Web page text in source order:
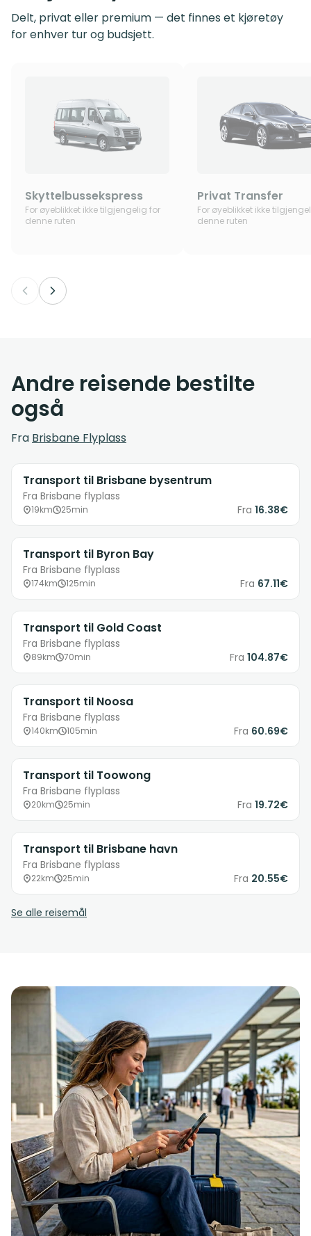
Delt, privat eller premium — det finnes et kjøretøy
for enhver tur og budsjett.
Skyttelbussekspress
For øyeblikket ikke tilgjengelig for
denne ruten
Privat Transfer
For øyeblikket ikke
denne ruten
Andre reisende bestilte
også
Fra Brisbane Flyplass
Transport til Brisbane bysentrum
Fra Brisbane flyplass
19km 25min Fra 16.38€
Transport til Byron Bay
Fra Brisbane flyplass
174km 125min Fra 67.11€
Transport til Gold Coast
Fra Brisbane flyplass
89km 70min Fra 104.87€
Transport til Noosa
Fra Brisbane flyplass
140km 105min Fra 60.69€
Transport til Toowong
Fra Brisbane flyplass
20km 25min Fra 19.72€
Transport til Brisbane havn
Fra Brisbane flyplass
22km 25min Fra 20.55€
Se alle reisemål